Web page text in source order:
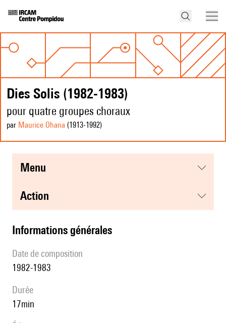
Dies Solis (1982-1983)
pour quatre groupes choraux
par Maurice Ohana (1913-1992)
menu
action
informations générales
date de composition
1982-1983
durée
17min